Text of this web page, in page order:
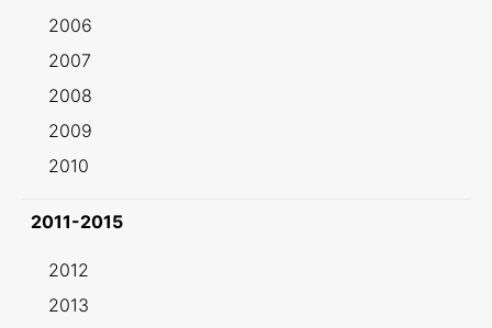
2006
2007
2008
2009
2010
2011-2015
2012
2013